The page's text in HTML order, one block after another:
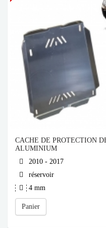
CACHE DE PROTECTION
ALUMINIUM
2010 - 2017
réservoir
4 mm
Panier